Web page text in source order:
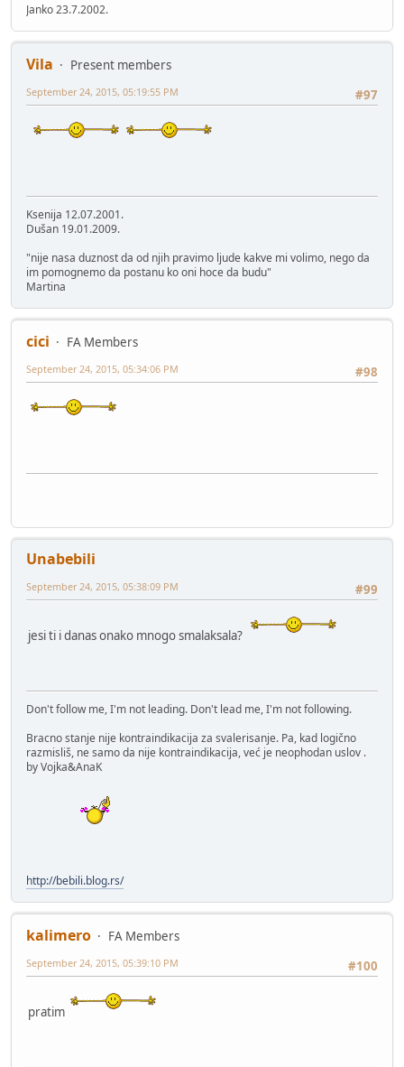
Janko 23.7.2002.
Vila
Present members
#97
September 24, 2015, 05:19:55 PM
Ksenija 12.07.2001.
Dušan 19.01.2009.
"nije nasa duznost da od njih pravimo ljude kakve mi volimo, nego da
im pomognemo da postanu ko oni hoce da budu"
Martina
cici
FA Members
#98
September 24, 2015, 05:34:06 PM
Unabebili
#99
September 24, 2015, 05:38:09 PM
jesi ti i danas onako mnogo smalaksala?
Don't follow me, I'm not leading. Don't lead me, I'm not following.
Bracno stanje nije kontraindikacija za svalerisanje. Pa, kad logično
razmisliš, ne samo da nije kontraindikacija, već je neophodan uslov .
by Vojka&AnaK
http://bebili.blog.rs/
kalimero
FA Members
#100
September 24, 2015, 05:39:10 PM
pratim